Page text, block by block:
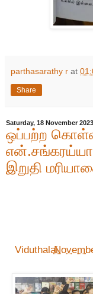
parthasarathy r at
Share
Saturday, 18 November 2023
ஒப்பற்ற
இறுதி
Viduthalai